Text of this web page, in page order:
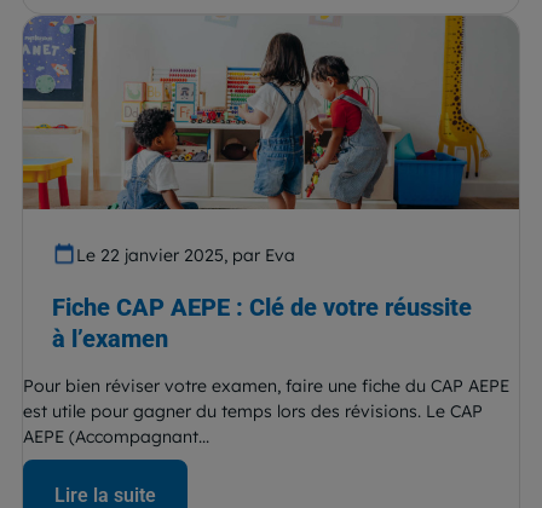
Le 22 janvier 2025, par Eva
Fiche CAP AEPE : Clé de votre réussite
à l’examen
Pour bien réviser votre examen, faire une fiche du CAP AEPE
est utile pour gagner du temps lors des révisions. Le CAP
AEPE (Accompagnant...
Lire la suite